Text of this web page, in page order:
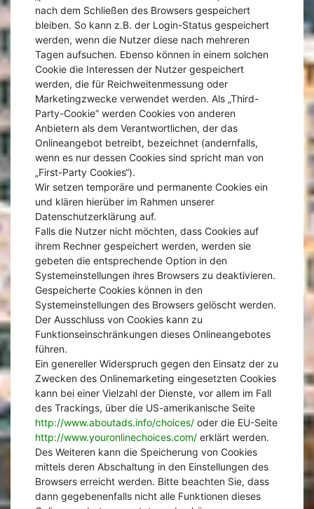
nach dem Schließen des Browsers gespeichert
bleiben. So kann z.B. der Login-Status gespeichert
werden, wenn die Nutzer diese nach mehreren
Tagen aufsuchen. Ebenso können in einem solchen
Cookie die Interessen der Nutzer gespeichert
werden, die für Reichweitenmessung oder
Marketingzwecke verwendet werden. Als „Third-
Party-Cookie“ werden Cookies von anderen
Anbietern als dem Verantwortlichen, der das
Onlineangebot betreibt, bezeichnet (andernfalls,
wenn es nur dessen Cookies sind spricht man von
„First-Party Cookies“).
Wir setzen temporäre und permanente Cookies ein
und klären hierüber im Rahmen unserer
Datenschutzerklärung auf.
Falls die Nutzer nicht möchten, dass Cookies auf
ihrem Rechner gespeichert werden, werden sie
gebeten die entsprechende Option in den
Systemeinstellungen ihres Browsers zu deaktivieren.
Gespeicherte Cookies können in den
Systemeinstellungen des Browsers gelöscht werden.
Der Ausschluss von Cookies kann zu
Funktionseinschränkungen dieses Onlineangebotes
führen.
Ein genereller Widerspruch gegen den Einsatz der zu
Zwecken des Onlinemarketing eingesetzten Cookies
kann bei einer Vielzahl der Dienste, vor allem im Fall
des Trackings, über die US-amerikanische Seite
http://www.aboutads.info/choices/ oder die EU-Seite
http://www.youronlinechoices.com/ erklärt werden.
Des Weiteren kann die Speicherung von Cookies
mittels deren Abschaltung in den Einstellungen des
Browsers erreicht werden. Bitte beachten Sie, dass
dann gegebenenfalls nicht alle Funktionen dieses